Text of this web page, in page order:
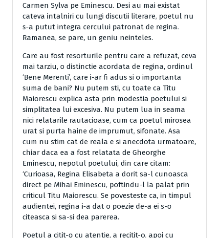
Carmen Sylva pe Eminescu. Desi au mai existat
cateva intalniri cu lungi discutii literare, poetul nu
s-a putut integra cercului patronat de regina.
Ramanea, se pare, un geniu neinteles.
Care au fost resorturile pentru care a refuzat, ceva
mai tarziu, o distinctie acordata de regina, ordinul
‘Bene Merenti’, care i-ar fi adus si o importanta
suma de bani? Nu putem sti, cu toate ca Titu
Maiorescu explica asta prin modestia poetului si
simplitatea lui excesiva. Nu putem lua in seama
nici relatarile rautacioase, cum ca poetul mirosea
urat si purta haine de imprumut, sifonate. Asa
cum nu stim cat de reala e si anecdota urmatoare,
chiar daca ea a fost relatata de Gheorghe
Eminescu, nepotul poetului, din care citam:
‘Curioasa, Regina Elisabeta a dorit sa-l cunoasca
direct pe Mihai Eminescu, poftindu-l la palat prin
criticul Titu Maiorescu. Se povesteste ca, in timpul
audientei, regina i-a dat o poezie de-a ei s-o
citeasca si sa-si dea parerea.
Poetul a citit-o cu atentie, a recitit-o, apoi cu